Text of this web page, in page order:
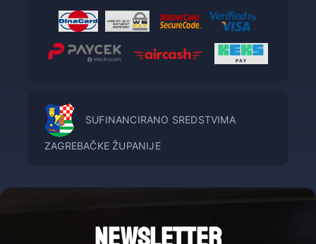
SUFINANCIRANO SREDSTVIMA
ZAGREBAČKE ŽUPANIJE